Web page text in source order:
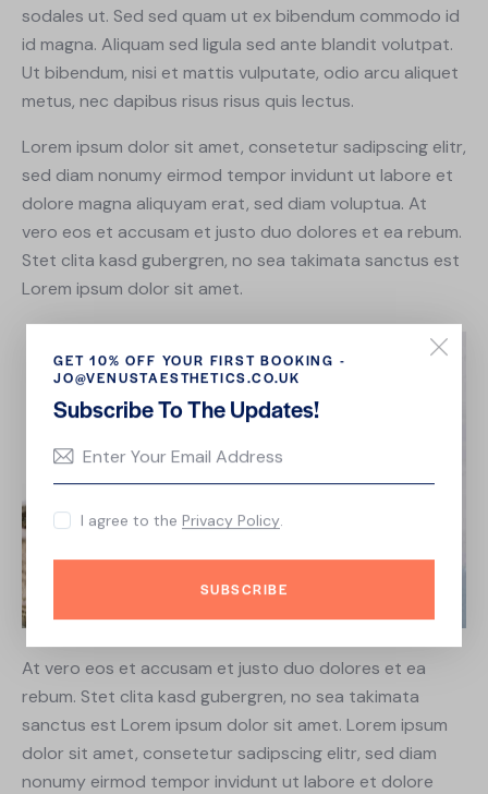
sodales ut. Sed sed quam ut ex bibendum commodo id
id magna. Aliquam sed ligula sed ante blandit volutpat.
Ut bibendum, nisi et mattis vulputate, odio arcu aliquet
metus, nec dapibus risus risus quis lectus.
Lorem ipsum dolor sit amet, consetetur sadipscing elitr,
sed diam nonumy eirmod tempor invidunt ut labore et
dolore magna aliquyam erat, sed diam voluptua. At
vero eos et accusam et justo duo dolores et ea rebum.
Stet clita kasd gubergren, no sea takimata sanctus est
Lorem ipsum dolor sit amet.
At vero eos et accusam et justo duo dolores et ea
rebum. Stet clita kasd gubergren, no sea takimata
sanctus est Lorem ipsum dolor sit amet. Lorem ipsum
dolor sit amet, consetetur sadipscing elitr, sed diam
nonumy eirmod tempor invidunt ut labore et dolore
GET 10% OFF YOUR FIRST BOOKING -
JO@VENUSTAESTHETICS.CO.UK
Subscribe To The Updates!
SUBSCRIBE
I agree to the Privacy Policy.